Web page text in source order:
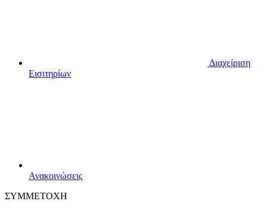
Διαχείριση
Εισιτηρίων
Ανακοινώσεις
ΣΥΜΜΕΤΟΧΗ